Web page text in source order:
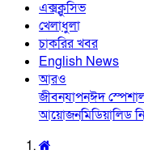
এক্সক্লুসিভ
খেলাধুলা
চাকরির খবর
English News
আরও
জীবনযাপনঈদ
আয়োজনমিডিয়ালিড